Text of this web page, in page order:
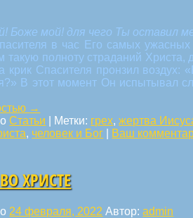
Боже мой! для чего Ты оставил
в час Его самых
полноту страданий Христа,
крик Спасителя пронзил
В этот момент Он испытывал
→
Статьи Метки: грех,жертва
, человек и Бог Ваш
ХРИСТЕ
24 февраля, 2022 Автор:admin